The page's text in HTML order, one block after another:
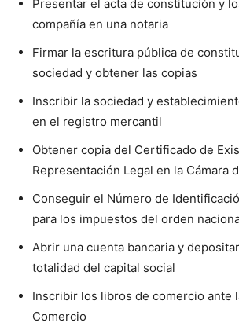
Presentar el acta de constitución y
compañía en una notaria
Firmar la escritura pública de
sociedad y obtener las copias
Inscribir la sociedad y
en el registro mercantil
Obtener copia del Certificado de
Representación Legal en la Cámara
Conseguir el Número de
para los impuestos del orden
Abrir una cuenta bancaria y
totalidad del capital social
Inscribir los libros de comercio ante
Comercio